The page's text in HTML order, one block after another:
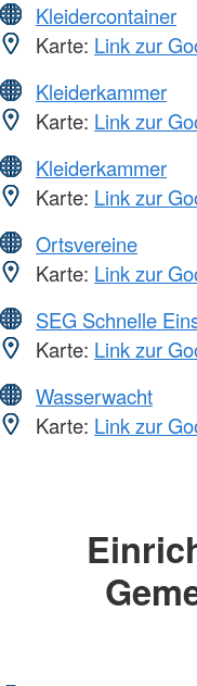
Kleidercontainer
Karte: Link zur
Kleiderkammer
Karte: Link zur
Kleiderkammer
Karte: Link zur
Ortsvereine
Karte: Link zur
SEG Schnelle
Karte: Link zur
Wasserwacht
Karte: Link zur